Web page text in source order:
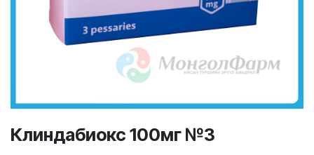
Клиндабиокс 100мг №3